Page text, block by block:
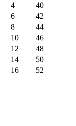
4
40
6
42
8
44
10
46
12
48
14
50
16
52